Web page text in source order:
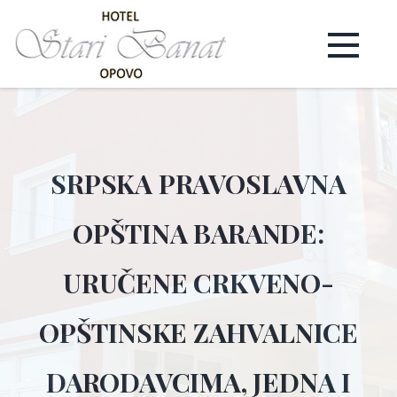
SRPSKA PRAVOSLAVNA
OPŠTINA BARANDE:
URUČENE CRKVENO-
OPŠTINSKE ZAHVALNICE
DARODAVCIMA, JEDNA I